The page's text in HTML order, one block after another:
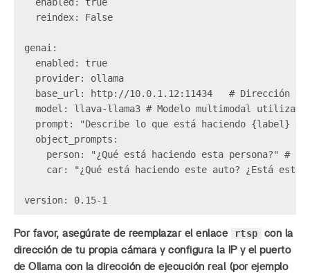
  reindex: False
genai:
  enabled: true
  provider: ollama
base_url: http://10.0.1.12:11434   # Dirección
model: llava-llama3 # Modelo multimodal
prompt: "Describe lo que está haciendo {label}
  object_prompts:
person: "¿Qué está haciendo esta persona?" #
car: "¿Qué está haciendo este auto? ¿Está
Por favor, asegúrate de reemplazar el enlace rtsp
con la
dirección de tu propia cámara y configura la IP y el puerto
de Ollama con la dirección de ejecución real (por ejemplo